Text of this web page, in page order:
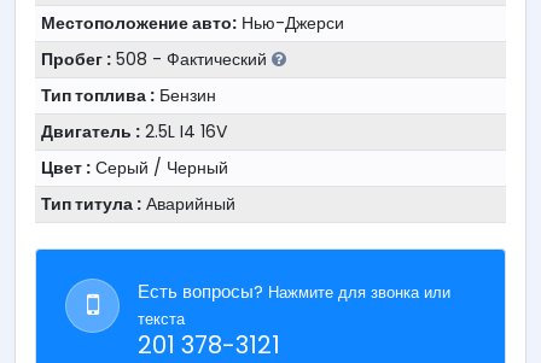
Местоположение авто:Нью-Джерси
Пробег :508 - Фактический
Тип топлива :Бензин
Двигатель :2.5L I4 16V
Цвет :Серый / Черный
Тип титула :Аварийный
Есть вопросы? Нажмите для звонка или
текста
201 378-3121